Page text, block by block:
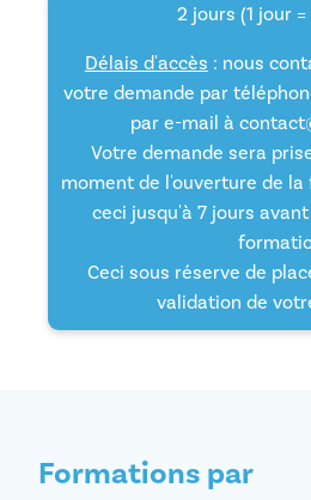
2 jours (1 jour
Délais d'accès : nous
votre demande par
par e-mail à
Votre demande sera
moment de l'ouverture de
ceci jusqu'à 7 jours
Ceci sous réserve de
validation de
Formations par